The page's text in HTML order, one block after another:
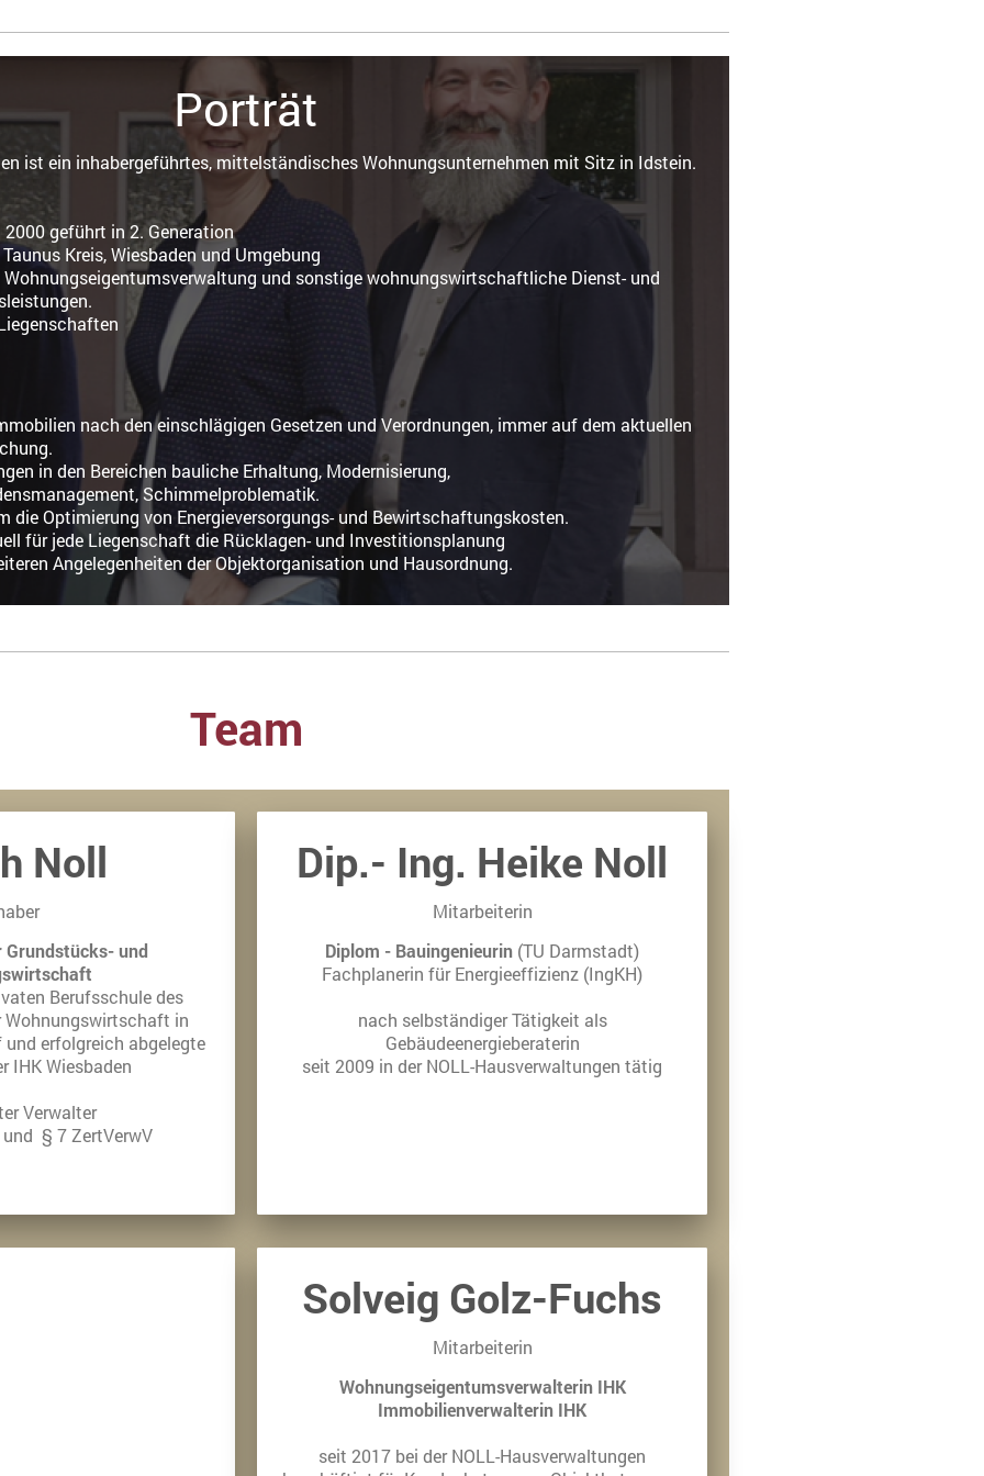
Porträt
ist ein inhabergeführtes, mittelständisches Wohnungsunternehmen mit Sitz in Idstein.
1982, seit 2000 geführt in 2. Generation
Taunus Kreis, Wiesbaden und Umgebung
Wohnungseigentumsverwaltung und sonstige wohnungswirtschaftliche Dienst- und
40 Liegenschaften
Ihnen:
nach den einschlägigen Gesetzen und Verordnungen, immer auf dem aktuellen
der Rechtsprechung.
in den Bereichen bauliche Erhaltung, Modernisierung,
Schimmelproblematik.
um die Optimierung von Energieversorgungs- und Bewirtschaftungskosten.
für jede Liegenschaft die Rücklagen- und Investitionsplanung
Angelegenheiten der Objektorganisation und Hausordnung.
Team
Noll
und
Berufsschule des
Wohnungswirtschaft in
erfolgreich abgelegte
IHK Wiesbaden
Verwalter
§ 7 ZertVerwV
Dip.- Ing. Heike Noll
Mitarbeiterin
Diplom - Bauingenieurin (TU Darmstadt)
Fachplanerin für Energieeffizienz (IngKH)
nach selbständiger Tätigkeit als
Gebäudeenergieberaterin
seit 2009 in der NOLL-Hausverwaltungen tätig
Solveig Golz-Fuchs
Mitarbeiterin
Wohnungseigentumsverwalterin IHK
Immobilienverwalterin IHK
seit 2017 bei der NOLL-Hausverwaltungen